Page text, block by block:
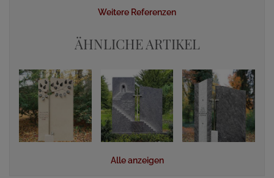
Weitere Referenzen
ÄHNLICHE ARTIKEL
Alle anzeigen